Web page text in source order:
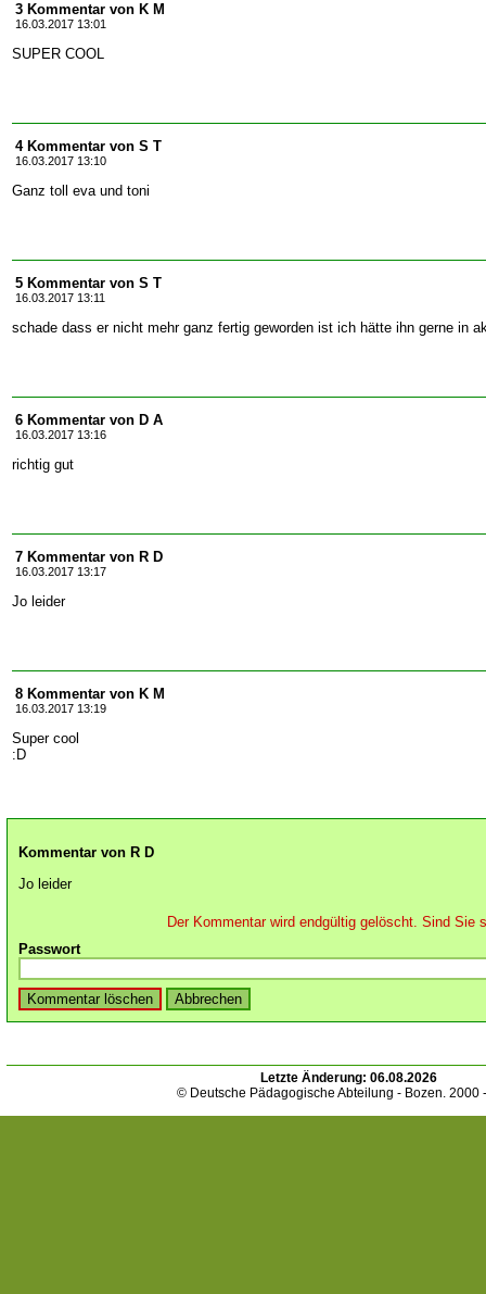
3 Kommentar von K M
16.03.2017 13:01
SUPER COOL
4 Kommentar von S T
16.03.2017 13:10
Ganz toll eva und toni
5 Kommentar von S T
16.03.2017 13:11
schade dass er nicht mehr ganz fertig geworden ist ich hätte ihn gerne in
6 Kommentar von D A
16.03.2017 13:16
richtig gut
7 Kommentar von R D
16.03.2017 13:17
Jo leider
8 Kommentar von K M
16.03.2017 13:19
Super cool
:D
Kommentar von R D
Jo leider
Der Kommentar wird endgültig gelöscht. Sind Sie
Passwort
Letzte Änderung: 06.08.2026
© Deutsche Pädagogische Abteilung - Bozen. 2000